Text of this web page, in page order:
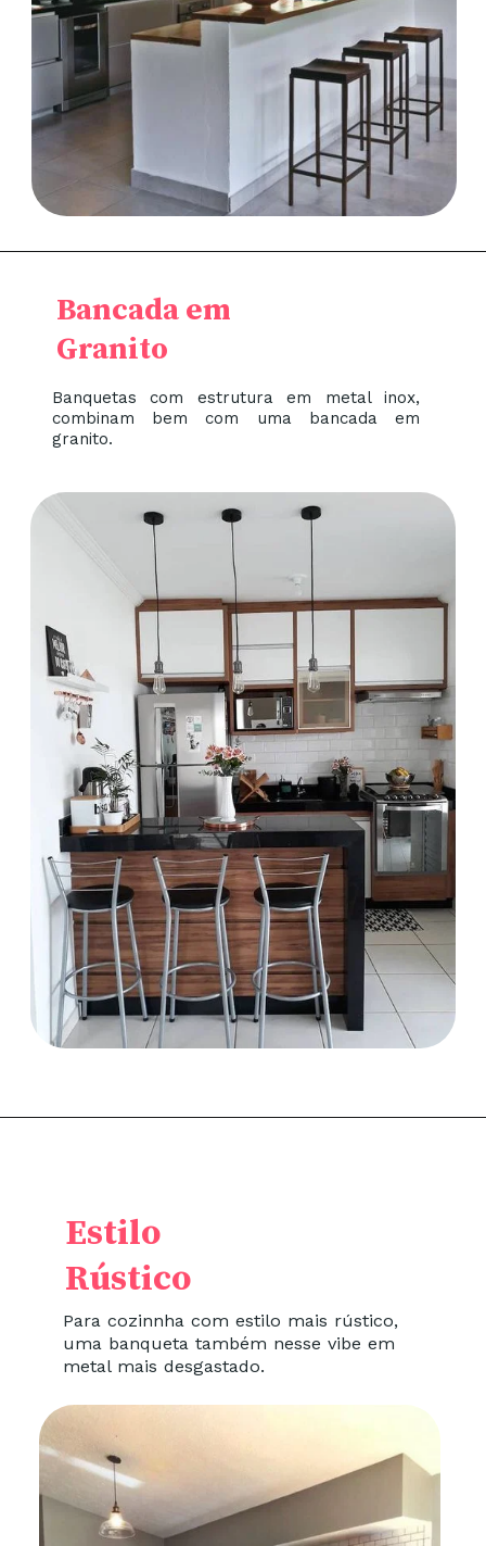
Banquetas com estrutura em metal inox,
combinam bem com uma bancada em
granito.
Bancada em
Granito
Para cozinnha com estilo mais rústico,
uma banqueta também nesse vibe em
metal mais desgastado.
Estilo
Rústico